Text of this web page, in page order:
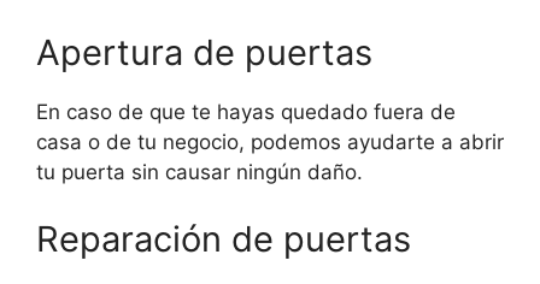
Apertura de puertas
En caso de que te hayas quedado fuera de
casa o de tu negocio, podemos ayudarte a abrir
tu puerta sin causar ningún daño.
Reparación de puertas